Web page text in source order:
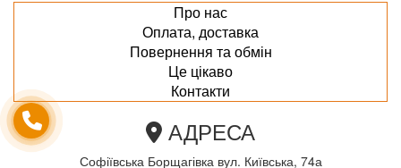
Про нас
Оплата, доставка
Повернення та обмін
Це цікаво
Контакти
АДРЕСА
Софіївська Борщагівка вул. Київська, 74а